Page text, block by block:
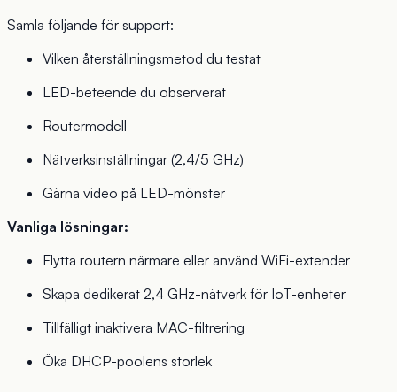
Samla följande för support:
Vilken återställningsmetod du testat
LED-beteende du observerat
Routermodell
Nätverksinställningar (2,4/5 GHz)
Gärna video på LED-mönster
Vanliga lösningar:
Flytta routern närmare eller använd WiFi-extender
Skapa dedikerat 2,4 GHz-nätverk för IoT-enheter
Tillfälligt inaktivera MAC-filtrering
Öka DHCP-poolens storlek